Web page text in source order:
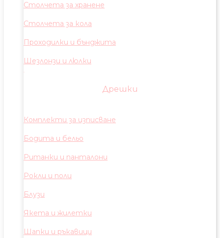
Столчета за хранене
Столчета за кола
Проходилки и бънджита
Шезлонзи и люлки
Дрешки
Комплекти за изписване
Бодита и бельо
Ританки и панталони
Рокли и поли
Блузи
Якета и жилетки
Шапки и ръкавици